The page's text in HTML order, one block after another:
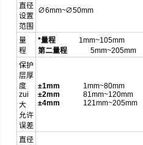
直径
设置
范围
∅6mm~∅50mm
量
程
*量程1mm~105mm
第二量程5mm~205mm
保护
层厚
度
zui
大
允许
误差
±1mm 1mm~80mm
±2mm 81mm~120mm
±4mm 121mm~205mm
直径